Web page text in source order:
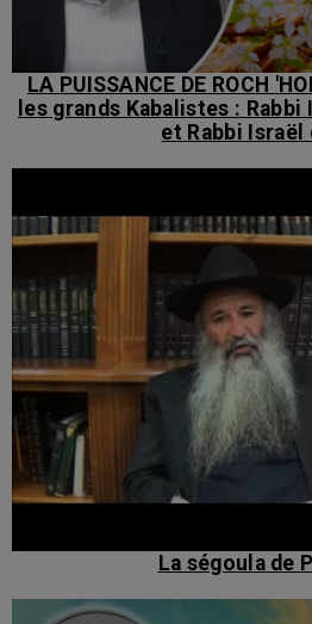
LA PUISSANCE DE ROCH
les grands Kabalistes :
et Rabbi Israël
La ségoula de